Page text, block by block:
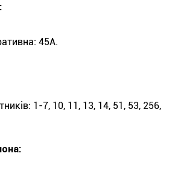
45А.
1-7, 10, 11, 13, 14, 51, 53, 256,